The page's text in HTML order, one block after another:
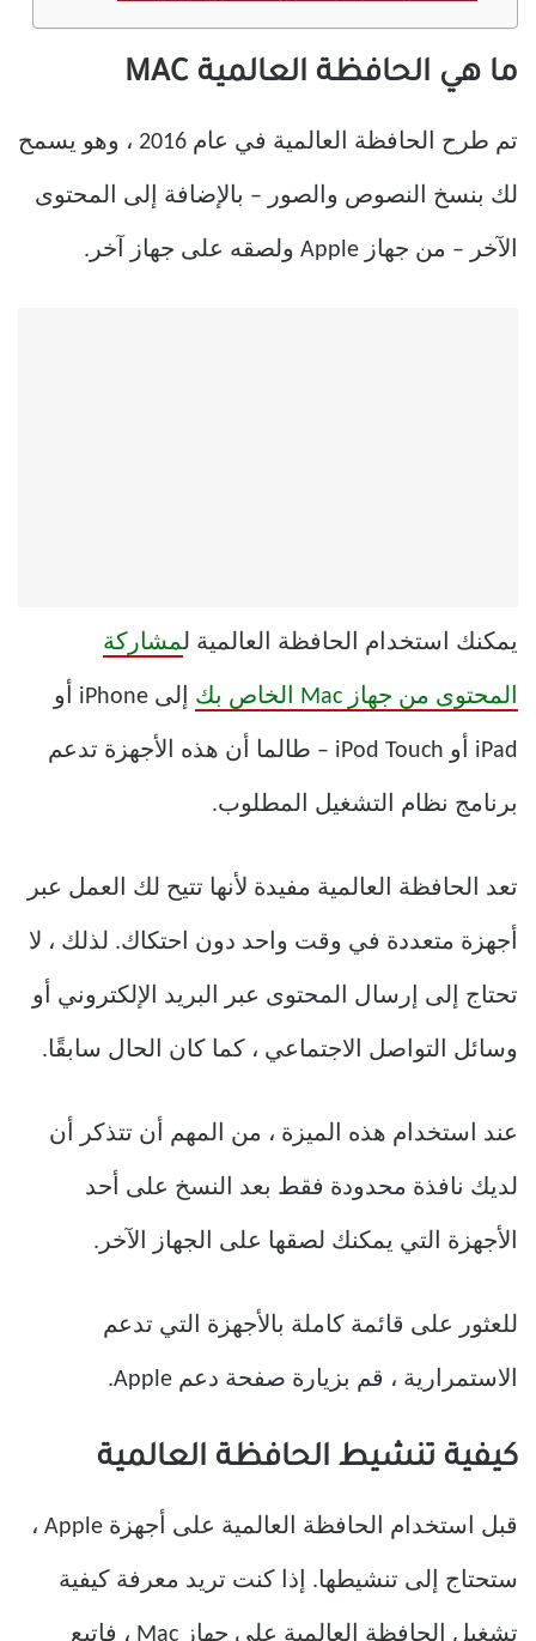
ما هي الحافظة العالمية MAC
تم طرح الحافظة العالمية في عام 2016 ، وهو يسمح
لك بنسخ النصوص والصور – بالإضافة إلى المحتوى
الآخر – من جهاز Apple ولصقه على جهاز آخر.
يمكنك استخدام الحافظة العالمية لمشاركة
المحتوى من جهاز Mac الخاص بك إلى iPhone أو
iPad أو iPod Touch – طالما أن هذه الأجهزة تدعم
برنامج نظام التشغيل المطلوب.
تعد الحافظة العالمية مفيدة لأنها تتيح لك العمل عبر
أجهزة متعددة في وقت واحد دون احتكاك. لذلك ، لا
تحتاج إلى إرسال المحتوى عبر البريد الإلكتروني أو
وسائل التواصل الاجتماعي ، كما كان الحال سابقًا.
عند استخدام هذه الميزة ، من المهم أن تتذكر أن
لديك نافذة محدودة فقط بعد النسخ على أحد
الأجهزة التي يمكنك لصقها على الجهاز الآخر.
للعثور على قائمة كاملة بالأجهزة التي تدعم
الاستمرارية ، قم بزيارة صفحة دعم Apple.
كيفية تنشيط الحافظة العالمية
قبل استخدام الحافظة العالمية على أجهزة Apple ،
ستحتاج إلى تنشيطها. إذا كنت تريد معرفة كيفية
تشغيل الحافظة العالمية على جهاز Mac ، فاتبع